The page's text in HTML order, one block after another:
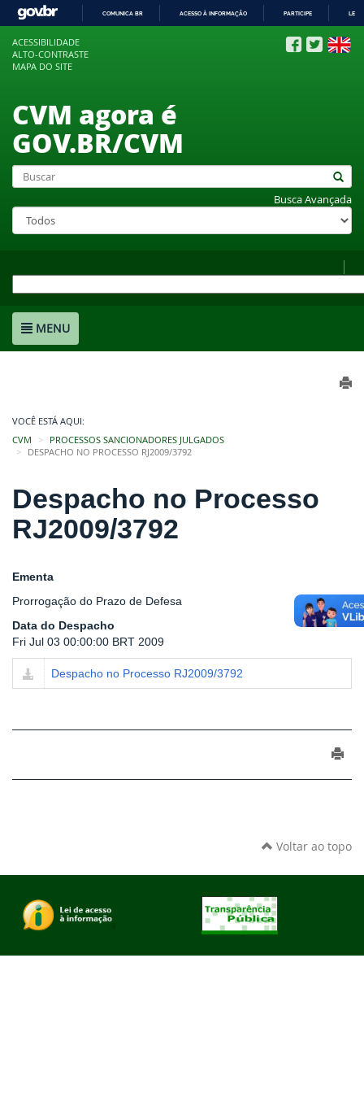
COMUNICA BR ACESSO À INFORMAÇÃO PARTICIPE
ACESSIBILIDADE
ALTO-CONTRASTE
MAPA DO SITE
CVM agora é
GOV.BR/CVM
Busca Avançada
MENU
VOCÊ ESTÁ AQUI:
CVM
PROCESSOS SANCIONADORES JULGADOS
DESPACHO NO PROCESSO RJ2009/3792
Despacho no Processo
RJ2009/3792
Ementa
Prorrogação do Prazo de Defesa
Data do Despacho
Fri Jul 03 00:00:00 BRT 2009
Despacho no Processo RJ2009/3792
Voltar ao topo